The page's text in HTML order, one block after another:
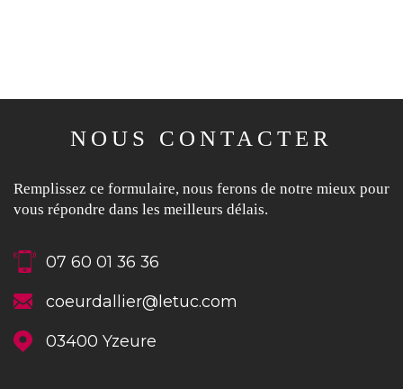
NOUS CONTACTER
Remplissez ce formulaire, nous ferons de notre mieux pour
vous répondre dans les meilleurs délais.
07 60 01 36 36
coeurdallier@letuc.com
03400 Yzeure